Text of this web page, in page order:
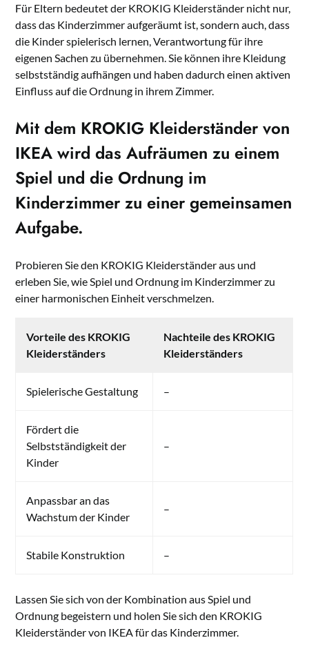
Für Eltern bedeutet der KROKIG Kleiderständer nicht nur,
dass das Kinderzimmer aufgeräumt ist, sondern auch, dass
die Kinder spielerisch lernen, Verantwortung für ihre
eigenen Sachen zu übernehmen. Sie können ihre Kleidung
selbstständig aufhängen und haben dadurch einen aktiven
Einfluss auf die Ordnung in ihrem Zimmer.
Mit dem KROKIG Kleiderständer von
IKEA wird das Aufräumen zu einem
Spiel und die Ordnung im
Kinderzimmer zu einer gemeinsamen
Aufgabe.
Probieren Sie den KROKIG Kleiderständer aus und
erleben Sie, wie Spiel und Ordnung im Kinderzimmer zu
einer harmonischen Einheit verschmelzen.
Vorteile des KROKIG
Kleiderständers
Nachteile des KROKIG
Kleiderständers
Spielerische Gestaltung –
Fördert die
Selbstständigkeit der
Kinder
–
Anpassbar an das
Wachstum der Kinder
–
Stabile Konstruktion –
Lassen Sie sich von der Kombination aus Spiel und
Ordnung begeistern und holen Sie sich den KROKIG
Kleiderständer von IKEA für das Kinderzimmer.